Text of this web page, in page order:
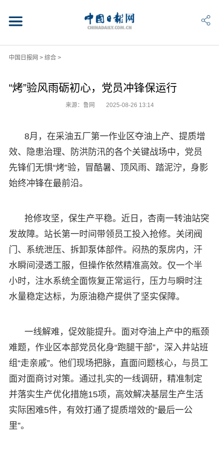
中国日报网 > 综合>
“烤”验风雨砺初心，党员冲锋保运行
来源：鲁网 2025-08-26 13:14
8月，在采油五厂第一作业区夺油上产、提质增
效、隐患治理、防洪防汛的各个关键战场中，党员
先锋们无惧“烤”验，冒酷暑、顶风雨、踏泥泞，身影
始终冲锋在最前沿。
抢修攻坚，保生产平稳。近日，杏南一转油站突
发故障。站长第一时间带领员工投入抢修。关闭阀
门、系统泄压、拆卸泵体部件。闷热的泵房内，汗
水瞬间浸透工服，但操作依然精准高效。仅一个半
小时，注水系统全面恢复正常运行，压力与瞬时注
水量稳定达标，为原油稳产提供了坚实保障。
一线解难，促效能提升。面对夺油上产中的瓶颈
难题，作业区本部党员化身“跑腿干部”，深入井站班
组“走亲戚”。他们现场把脉，直面问题核心，与员工
面对面商讨对策。通过扎实的一线调研，精准制定
并落实生产优化措施15项，高效解决基层生产生活
实际困难5件，有效打通了提质增效的“最后一公
里”。